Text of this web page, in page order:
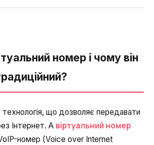
номера
з IP телефонією
пакет підтримки SLA
номер і чому він
технологія, що дозволяє передавати
Інтернет. А віртуальний номер
номер (Voice over Internet